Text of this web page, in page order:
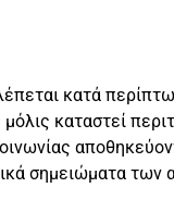
κατά
καταστεί
σημειώματα των